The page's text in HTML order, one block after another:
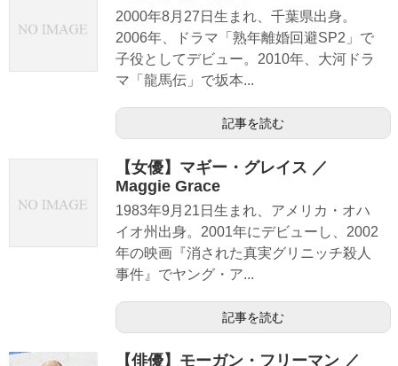
2000年8月27日生まれ、千葉県出身。
2006年、ドラマ「熟年離婚回避SP2」で
子役としてデビュー。2010年、大河ドラ
マ「龍馬伝」で坂本...
記事を読む
【女優】マギー・グレイス ／
Maggie Grace
1983年9月21日生まれ、アメリカ・オハ
イオ州出身。2001年にデビューし、2002
年の映画『消された真実グリニッチ殺人
事件』でヤング・ア...
記事を読む
【俳優】モーガン・フリーマン ／